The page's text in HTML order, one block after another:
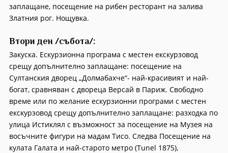
заплащане, посещение на рибен ресторант на залива
Златния рог. Нощувка.
Втори ден /събота/:
Закуска. Ескурзионна програма с местен екскурзовод
срещу допълнително заплащане: посещение на
Султанския дворец „Долмабахче“- най-красивият и най-
богат, сравняван с двореца Версай в Париж. Свободно
време или по желание ескурзионни програми с местен
екскурзовод срещу допълнително заплащане: разходка по
улица Истиклял с възможност за посещение на Музея на
восъчните фигури на мадам Тисо. Следва Посещение на
кулата Галата и най-старото метро (Tunel 1875),